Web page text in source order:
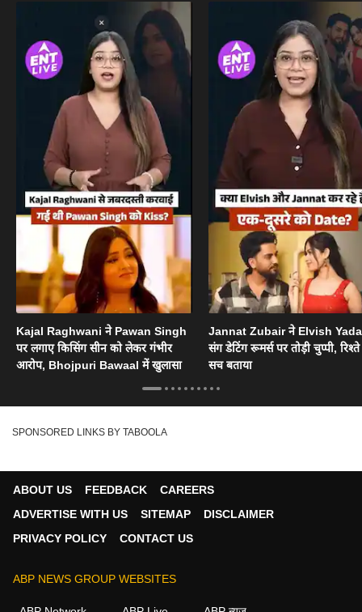
Kajal Raghwani ने Pawan Singh
पर लगाए किसिंग सीन को लेकर गंभीर
आरोप, Bhojpuri Bawaal में खुलासा
Jannat Zubair ने Elvish
संग डेटिंग रूमर्स पर तोड़ी चुप्पी,
सच बताया
SPONSORED LINKS BY TABOOLA
ABOUT US FEEDBACK
CAREERS
ADVERTISE WITH US
SITEMAP
DISCLAIMER
PRIVACY POLICY
CONTACT US
ABP NEWS GROUP WEBSITES